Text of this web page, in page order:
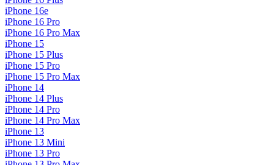
iPhone 16e
iPhone 16 Pro
iPhone 16 Pro Max
iPhone 15
iPhone 15 Plus
iPhone 15 Pro
iPhone 15 Pro Max
iPhone 14
iPhone 14 Plus
iPhone 14 Pro
iPhone 14 Pro Max
iPhone 13
iPhone 13 Mini
iPhone 13 Pro